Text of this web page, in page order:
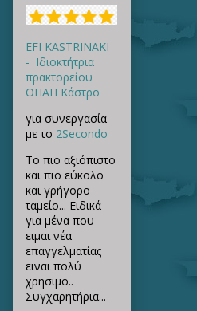
EFI KASTRINAKI
- Ιδιοκτήτρια
πρακτορείου
ΟΠΑΠ Κάστρο
για συνεργασία
με το 2Secondo
Το πιο αξιόπιστο
και πιο εύκολο
και γρήγορο
ταμείο... Ειδικά
για μένα που
ειμαι νέα
επαγγελματίας
ειναι πολύ
χρησιμο..
Συγχαρητήρια...